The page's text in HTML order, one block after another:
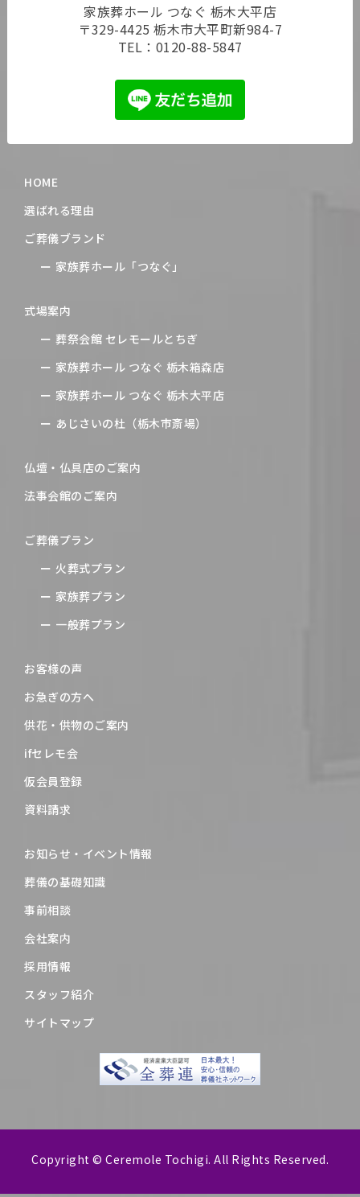
家族葬ホール つなぐ 栃木大平店
〒329-4425 栃木市大平町新984-7
TEL： 0120-88-5847
HOME
選ばれる理由
ご葬儀ブランド
家族葬ホール「つなぐ」
式場案内
葬祭会館 セレモールとちぎ
家族葬ホール つなぐ 栃木箱森店
家族葬ホール つなぐ 栃木大平店
あじさいの杜（栃木市斎場）
仏壇・仏具店のご案内
法事会館のご案内
ご葬儀プラン
火葬式プラン
家族葬プラン
一般葬プラン
お客様の声
お急ぎの方へ
供花・供物のご案内
ifセレモ会
仮会員登録
資料請求
お知らせ・イベント情報
葬儀の基礎知識
事前相談
会社案内
採用情報
スタッフ紹介
サイトマップ
Copyright © Ceremole Tochigi. All Rights Reserved.